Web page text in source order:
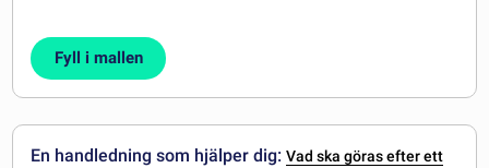
Fyll i mallen
En handledning som hjälper dig:Vad ska göras efter ett